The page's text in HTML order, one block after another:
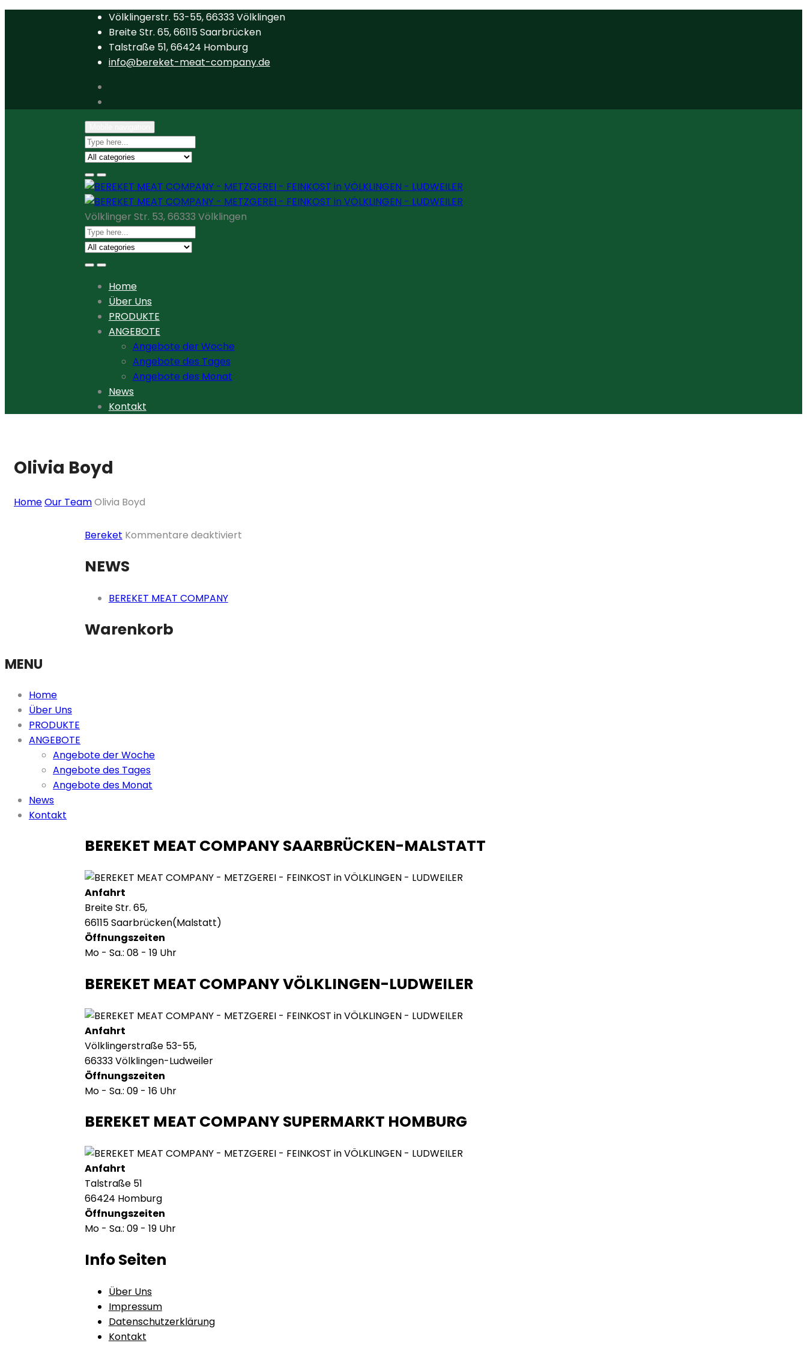
Völklingerstr. 53-55, 66333 Völklingen
Breite Str. 65, 66115 Saarbrücken
Talstraße 51, 66424 Homburg
info@bereket-meat-company.de
Völklinger Str. 53, 66333 Völklingen
Home
Über Uns
PRODUKTE
ANGEBOTE
Angebote der Woche
Angebote des Tages
Angebote des Monat
News
Kontakt
Olivia Boyd
HomeOur TeamOlivia Boyd
Skip
content
Bereket Kommentare deaktiviertfür
NEWS
BEREKET MEAT COMPANY
Warenkorb
MENU
Home
Über Uns
PRODUKTE
ANGEBOTE
Angebote der Woche
Angebote des Tages
Angebote des Monat
News
Kontakt
BEREKET MEAT COMPANY SAARBRÜCKEN-MALSTATT
Anfahrt
Breite Str. 65,
66115 Saarbrücken(Malstatt)
Öffnungszeiten
Mo - Sa.: 08 - 19 Uhr
BEREKET MEAT COMPANY VÖLKLINGEN-LUDWEILER
Anfahrt
Völklingerstraße 53-55,
66333 Völklingen-Ludweiler
Öffnungszeiten
Mo - Sa.: 09 - 16 Uhr
BEREKET MEAT COMPANY SUPERMARKT HOMBURG
Anfahrt
Talstraße 51
66424 Homburg
Öffnungszeiten
Mo - Sa.: 09 - 19 Uhr
Info Seiten
Über Uns
Impressum
Datenschutzerklärung
Kontakt